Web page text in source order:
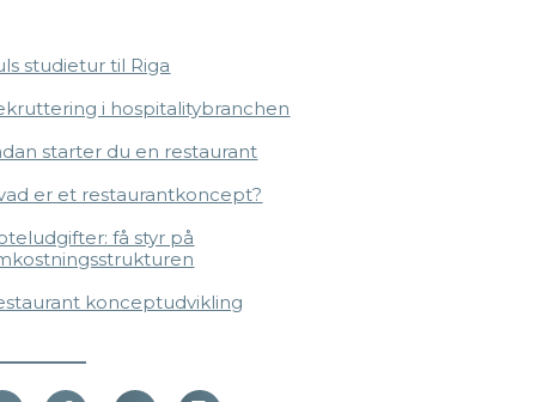
studietur til Riga
i hospitalitybranchen
starter du en restaurant
er et restaurantkoncept?
få styr på
konceptudvikling